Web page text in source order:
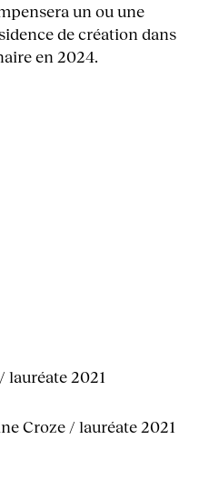
un ou une
de création dans
en 2024.
lauréate 2021
Croze / lauréate 2021